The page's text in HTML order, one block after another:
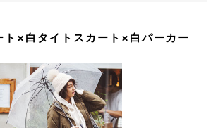
ト×白タイトスカート×白パーカー